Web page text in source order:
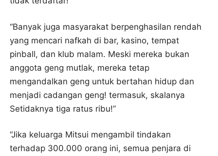
“Banyak juga masyarakat berpenghasilan rendah
yang mencari nafkah di bar, kasino, tempat
pinball, dan klub malam. Meski mereka bukan
anggota geng mutlak, mereka tetap
mengandalkan geng untuk bertahan hidup dan
menjadi cadangan geng! termasuk, skalanya
Setidaknya tiga ratus ribu!”
“Jika keluarga Mitsui mengambil tindakan
terhadap 300.000 orang ini, semua penjara di